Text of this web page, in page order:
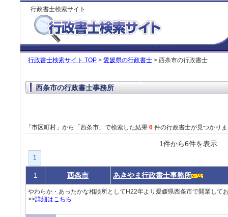
行政書士検索サイト
行政書士検索サイト TOP > 愛媛県の行政書士 > 西条市の行政書士
西条市の行政書士事務所
「市区町村」から「西条市」で検索した結果 6 件の行政書士が見つかり
1件から6件を表
1
1 西条市 あきやま行政書士事務所
やわらか・あったかな相談所としてH22年より愛媛県西条市で開業して
>>詳細はこちら